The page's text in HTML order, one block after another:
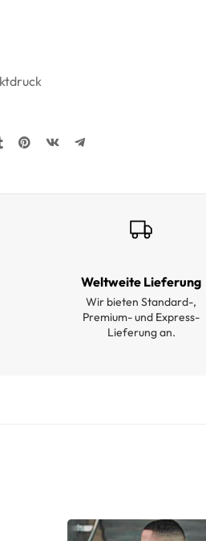
Weltweite Lieferung
Wir bieten Standard-,
Premium- und Express-
Lieferung an.